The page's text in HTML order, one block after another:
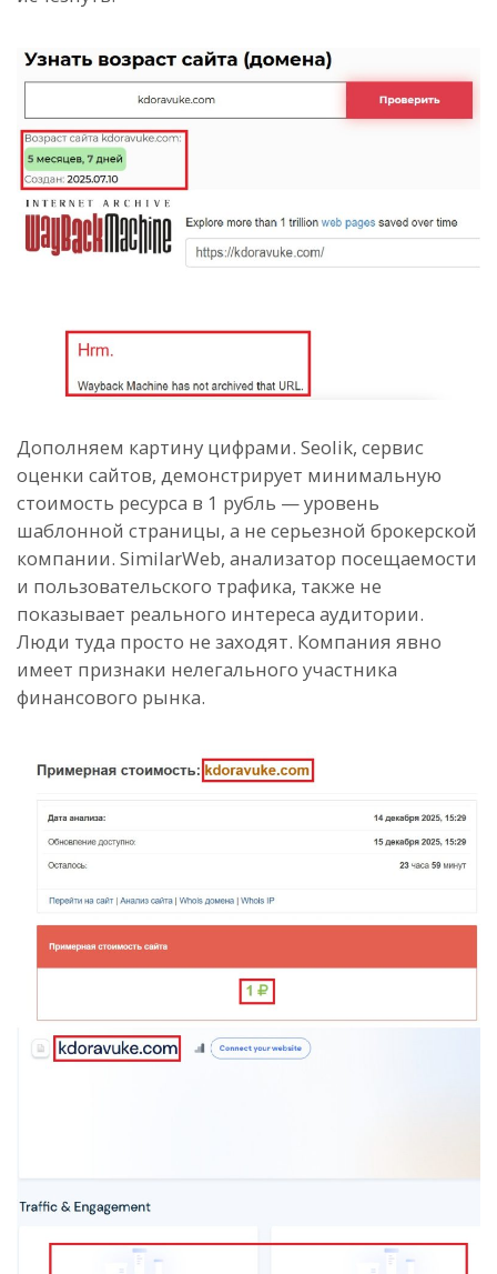
Дополняем картину цифрами. Seolik, сервис
оценки сайтов, демонстрирует минимальную
стоимость ресурса в 1 рубль — уровень
шаблонной страницы, а не серьезной брокерской
компании. SimilarWeb, анализатор посещаемости
и пользовательского трафика, также не
показывает реального интереса аудитории.
Люди туда просто не заходят. Компания явно
имеет признаки нелегального участника
финансового рынка.